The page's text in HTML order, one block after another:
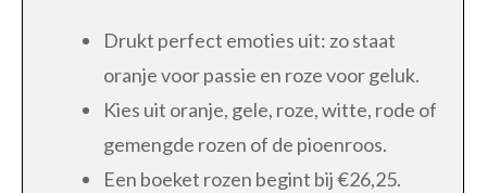
Drukt perfect emoties uit: zo staat
oranje voor passie en roze voor geluk.
Kies uit oranje, gele, roze, witte, rode of
gemengde rozen of de pioenroos.
Een boeket rozen begint bij €26,25.